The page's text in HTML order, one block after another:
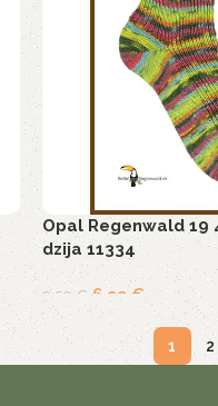
Opal Regenwald 19
dzija 11334
9,50 € 6,99 €
1 2